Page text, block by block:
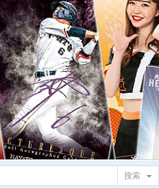
搜索